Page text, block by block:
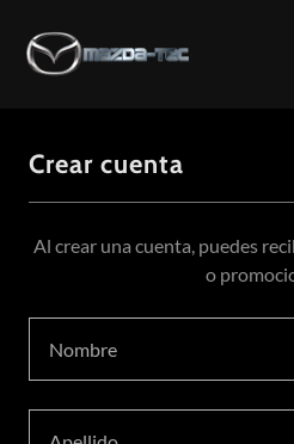
Crear cuenta
Al crear una cuenta, puedes
o